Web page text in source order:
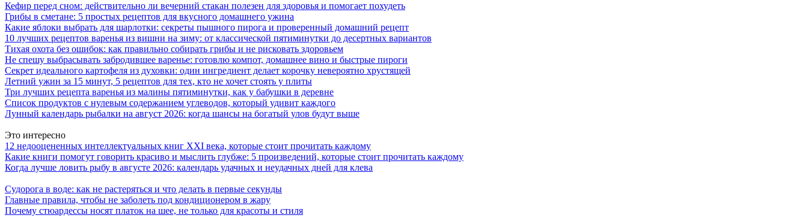
Кефир перед сном: действительно ли вечерний стакан полезен для здоровья и помогает похудеть
Грибы в сметане: 5 простых рецептов для вкусного домашнего ужина
Какие яблоки выбрать для шарлотки: секреты пышного пирога и проверенный домашний рецепт
10 лучших рецептов варенья из вишни на зиму: от классической пятиминутки до десертных вариантов
Тихая охота без ошибок: как правильно собирать грибы и не рисковать здоровьем
Не спешу выбрасывать забродившее варенье: готовлю компот, домашнее вино и быстрые пироги
Секрет идеального картофеля из духовки: один ингредиент делает корочку невероятно хрустящей
Летний ужин за 15 минут, 5 рецептов для тех, кто не хочет стоять у плиты
Три лучших рецепта варенья из малины пятиминутки, как у бабушки в деревне
Список продуктов с нулевым содержанием углеводов, который удивит каждого
Лунный календарь рыбалки на август 2026: когда шансы на богатый улов будут выше
Это интересно
12 недооцененных интеллектуальных книг XXI века, которые стоит прочитать каждому
Какие книги помогут говорить красиво и мыслить глубже: 5 произведений, которые стоит прочитать каждому
Когда лучше ловить рыбу в августе 2026: календарь удачных и неудачных дней для клева
Судорога в воде: как не растеряться и что делать в первые секунды
Главные правила, чтобы не заболеть под кондиционером в жару
Почему стюардессы носят платок на шее, не только для красоты и стиля